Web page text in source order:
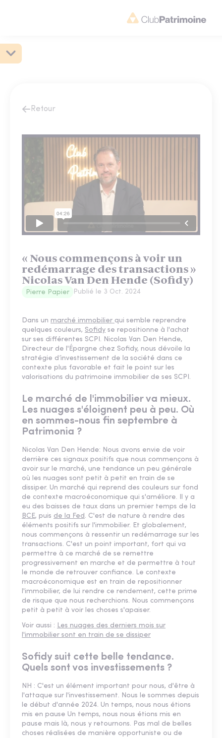
Retour
« Nous commençons à voir un
redémarrage des transactions »
Nicolas Van Den Hende (Sofidy)
Pierre Papier Publié le 3 Oct. 2024
Dans un marché immobilier qui semble reprendre
quelques couleurs, Sofidy se repositionne à l'achat
sur ses différentes SCPI. Nicolas Van Den Hende,
Directeur de l'Épargne chez Sofidy, nous dévoile la
stratégie d’investissement de la société dans ce
contexte plus favorable et fait le point sur les
valorisations du patrimoine immobilier de ses SCPI.
Le marché de l'immobilier va mieux.
Les nuages s'éloignent peu à peu. Où
en sommes-nous fin septembre à
Patrimonia ?
Nicolas Van Den Hende: Nous avons envie de voir
derrière ces signaux positifs que nous commençons à
avoir sur le marché, une tendance un peu générale
où les nuages sont petit à petit en train de se
dissiper. Un marché qui reprend des couleurs sur fond
de contexte macroéconomique qui s'améliore. Il y a
eu des baisses de taux dans un premier temps de la
BCE, puis de la Fed . C'est de nature à rendre des
éléments positifs sur l'immobilier. Et globalement,
nous commençons à ressentir un redémarrage sur les
transactions. C'est un point important, fort qui va
permettre à ce marché de se remettre
progressivement en marche et de permettre à tout
le monde de retrouver confiance. Le contexte
macroéconomique est en train de repositionner
l'immobilier, de lui rendre ce rendement, cette prime
de risque que nous recherchions. Nous commençons
petit à petit à voir les choses s'apaiser.
Voir aussi : Les nuages des derniers mois sur
l'immobilier sont en train de se dissiper
Sofidy suit cette belle tendance.
Quels sont vos investissements ?
NH : C'est un élément important pour nous, d'être à
l'attaque sur l'investissement. Nous le sommes depuis
le début d'année 2024. Un temps, nous nous étions
mis en pause Un temps, nous nous étions mis en
pause mais là, nous y retournons. Pas mal de belles
choses réalisées de manière opportuniste ou de